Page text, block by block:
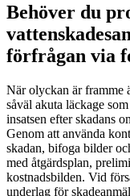
Behöver du
förfrågan via
När olyckan är framme
såväl akuta läckage
insatsen efter skadans
Genom att använda
skadan, bifoga bilder
med åtgärdsplan,
kostnadsbilden. Vid
underlag för